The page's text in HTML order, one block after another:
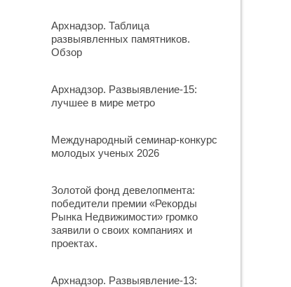
Архнадзор. Таблица
развыявленных памятников.
Обзор
Архнадзор. Развыявление-15:
лучшее в мире метро
Международный семинар-конкурс
молодых ученых 2026
Золотой фонд девелопмента:
победители премии «Рекорды
Рынка Недвижимости» громко
заявили о своих компаниях и
проектах.
Архнадзор. Развыявление-13: